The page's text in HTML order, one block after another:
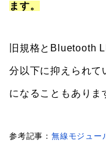
ます。
旧規格とBluetooth
分以下に抑えられて
になることもありま
参考記事： 無線モジュー